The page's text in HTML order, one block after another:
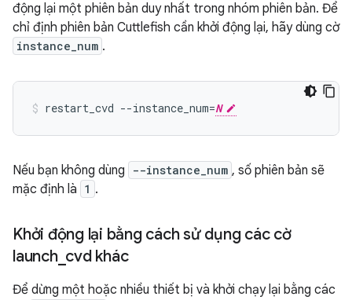
động lại một phiên bản duy nhất trong nhóm phiên bản. Để
chỉ định phiên bản Cuttlefish cần khởi động lại, hãy dùng cờ
instance_num .
restart_cvd --instance_num=N
Nếu bạn không dùng --instance_num , số phiên bản sẽ
mặc định là 1 .
Khởi động lại bằng cách sử dụng các cờ
launch_ cvd khác
Để dừng một hoặc nhiều thiết bị và khởi chạy lại bằng các